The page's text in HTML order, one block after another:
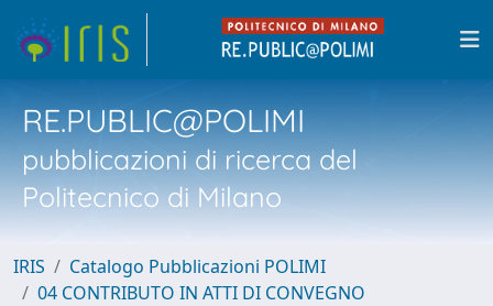
RE.PUBLIC@POLIMI
pubblicazioni di ricerca del
Politecnico di Milano
IRIS
Catalogo Pubblicazioni POLIMI
04 CONTRIBUTO IN ATTI DI CONVEGNO